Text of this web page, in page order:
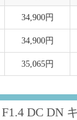
34,900円
34,900円
35,065円
F1.4 DC DN